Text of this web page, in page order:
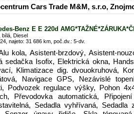
Cars Trade M&M, s.r.o,
Benz E E 220d
bílá, Diesel
najeto: 31 686 km, poč.dv.: 5-dv.
kola, Asistent-brzdový, Asistent-
sedačka Isofix, Elektrická okna,
Klimatizace dig. dvouokruhová,
Navigace GPS, Nezávislé
Podvozek regulace výšky, Pohon
Převodovka automatická,
Sedadla vyhřívaná,